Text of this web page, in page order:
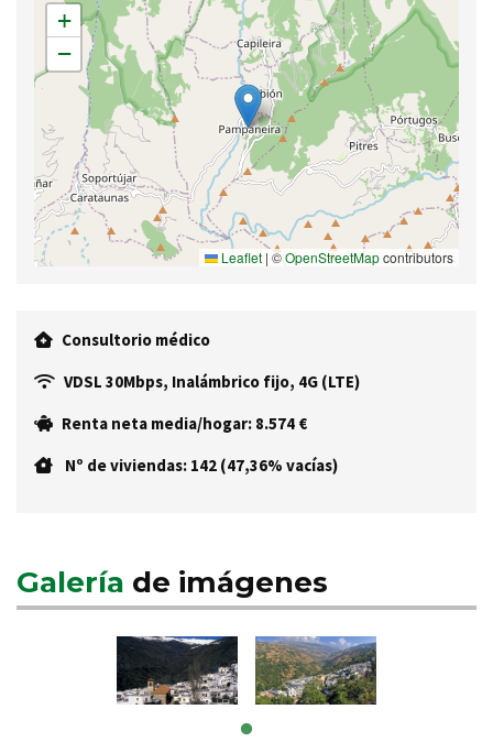
+
−
Leaflet | ©OpenStreetMapcontributors
Consultorio médico
VDSL 30Mbps, Inalámbrico fijo, 4G (LTE)
Renta neta media/hogar: 8.574 €
Nº de viviendas: 142 (47,36% vacías)
Galería de imágenes